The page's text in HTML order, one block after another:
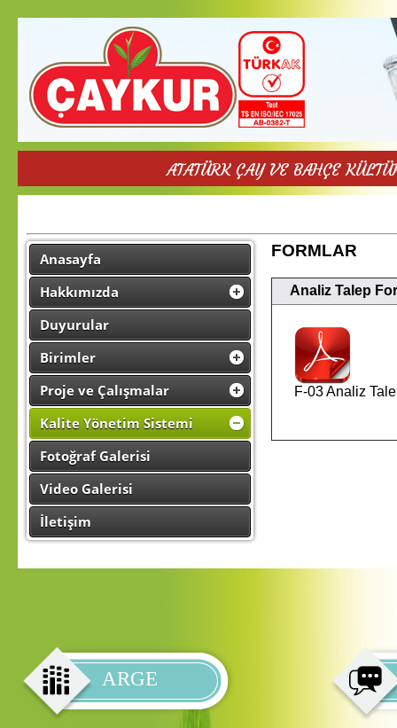
ATATÜRK ÇAY VE BAHÇE
Anasayfa
Hakkımızda
Duyurular
Birimler
Proje ve Çalışmalar
Kalite Yönetim Sistemi
Fotoğraf Galerisi
Video Galerisi
İletişim
FORMLAR
Analiz Talep
F-03 Analiz
ARGE